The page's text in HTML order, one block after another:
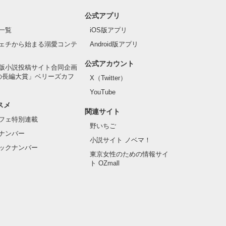
覧
チから始まる溺愛コンテ
小説投稿サイト合同企画
長編大賞」ベリーズカフ
メ
ェ特別連載
ンバー
クナンバー
公式アプリ
iOS版アプリ
Android版アプリ
公式アカウント
X（Twitter）
YouTube
関連サイト
野いちご
小説サイト ノベマ！
東京女性のための情報サイ
ト OZmall